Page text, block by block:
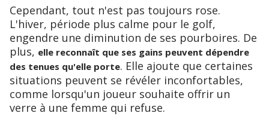
Cependant, tout n'est pas toujours rose.
L'hiver, période plus calme pour le golf,
engendre une diminution de ses pourboires. De
plus, elle reconnaît que ses gains peuvent dépendre
des tenues qu'elle porte. Elle ajoute que certaines
situations peuvent se révéler inconfortables,
comme lorsqu'un joueur souhaite offrir un
verre à une femme qui refuse.